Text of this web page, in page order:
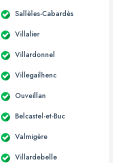
Sallèles-Cabardès
Villalier
Villardonnel
Villegailhenc
Ouveillan
Belcastel-et-Buc
Valmigère
Villardebelle